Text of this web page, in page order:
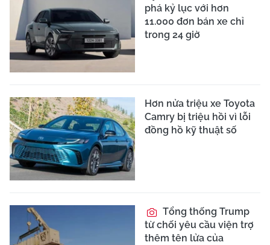
phá kỷ lục với hơn
11.000 đơn bán xe chỉ
trong 24 giờ
Hơn nửa triệu xe Toyota
Camry bị triệu hồi vì lỗi
đồng hồ kỹ thuật số
Tổng thống Trump
từ chối yêu cầu viện trợ
thêm tên lửa của